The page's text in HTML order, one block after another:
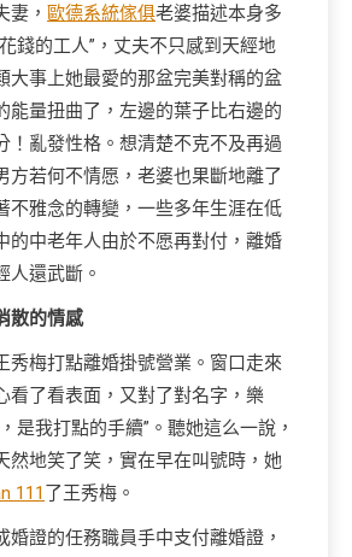
妻， 歐德系統傢俱老婆描述本身多
錢的工人”，丈夫不只感到天經地
大事上她最愛的那盆完美對稱的盆
能量扭曲了，左邊的葉子比右邊的
！亂發性格。想清楚不克不及再過
方若何不情愿，老婆也果斷地離了
不雅念的轉變，一些多年生涯在低
的中老年人由於不愿再對付，離婚
人還武斷。
散的情感
秀梅打點離婚掛號營業。窗口走來
看了看表面，又對了對名字，樂
是我打點的手續”。聽她這么一說，
然地笑了笑，實在早在叫號時，她
111了王秀梅。
婚證的任務職員手中支付離婚證，